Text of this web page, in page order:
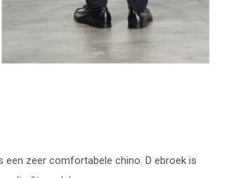
een zeer comfortabele chino. D ebroek is